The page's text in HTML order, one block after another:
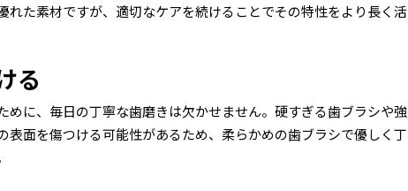
れた素材ですが、適切なケアを続けることでその特性をより長く活
る
めに、毎日の丁寧な歯磨きは欠かせません。硬すぎる歯ブラシや強
表面を傷つける可能性があるため、柔らかめの歯ブラシで優しく丁